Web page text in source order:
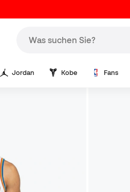
Jordan Kobe Fans